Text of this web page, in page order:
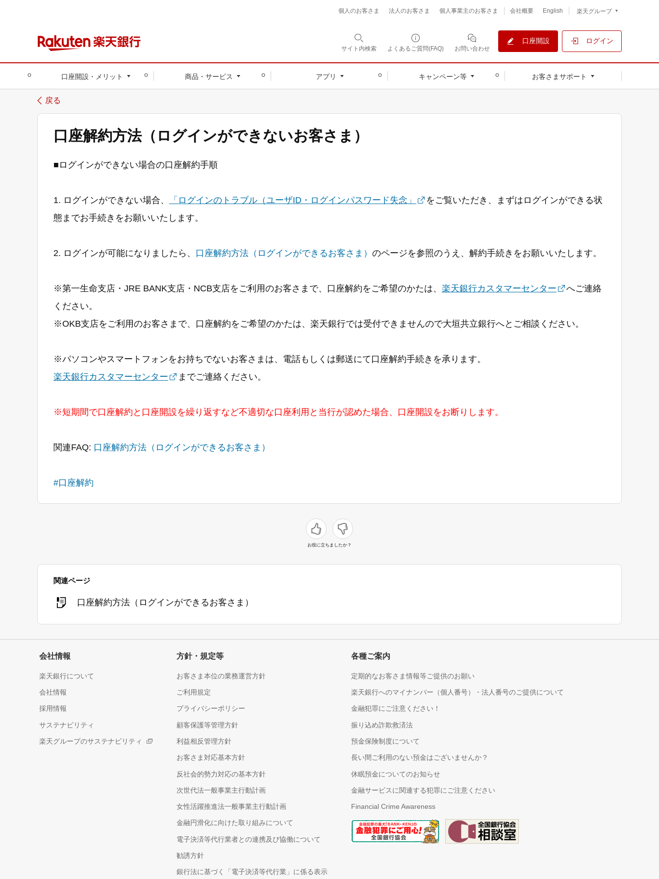
個人のお客さま 法人のお客さま 個人事業主のお客さま 会社概要 English 楽天グループ
サイト内検索 よくあるご質問(FAQ) お問い合わせ
口座開設 ログイン
口座開設・メリット 商品・サービス アプリ キャンペーン等 お客さまサポート
戻る
口座解約方法（ログインができないお客さま）
■ログインができない場合の口座解約手順
1. ログインができない場合、 「ログインのトラブル（ユーザID・ログインパスワード失念」
をご覧いただき、まずはログインができる状
態までお手続きをお願いいたします。
2. ログインが可能になりましたら、 口座解約方法（ログインができるお客さま） のページを参照のうえ、解約手続きをお願いいたします。
※第一生命支店・JRE BANK支店・NCB支店をご利用のお客さまで、口座解約をご希望のかたは、 楽天銀行カスタマーセンター
へご連絡
ください。
※OKB支店をご利用のお客さまで、口座解約をご希望のかたは、楽天銀行では受付できませんので大垣共立銀行へとご相談ください。
※パソコンやスマートフォンをお持ちでないお客さまは、電話もしくは郵送にて口座解約手続きを承ります。
楽天銀行カスタマーセンター
までご連絡ください。
※短期間で口座解約と口座開設を繰り返すなど不適切な口座利用と当行が認めた場合、口座開設をお断りします。
関連FAQ: 口座解約方法（ログインができるお客さま）
#口座解約
お役に立ちましたか？
関連ページ
口座解約方法（ログインができるお客さま）
会社情報
楽天銀行について
会社情報
採用情報
サステナビリティ
楽天グループのサステナビリティ
方針・規定等
お客さま本位の業務運営方針
ご利用規定
プライバシーポリシー
顧客保護等管理方針
利益相反管理方針
お客さま対応基本方針
反社会的勢力対応の基本方針
次世代法一般事業主行動計画
女性活躍推進法一般事業主行動計画
金融円滑化に向けた取り組みについて
電子決済等代行業者との連携及び協働について
勧誘方針
銀行法に基づく「電子決済等代行業」に係る表示
各種ご案内
定期的なお客さま情報等ご提供のお願い
楽天銀行へのマイナンバー（個人番号）・法人番号のご提供について
金融犯罪にご注意ください！
振り込め詐欺救済法
預金保険制度について
長い間ご利用のない預金はございませんか？
休眠預金についてのお知らせ
金融サービスに関連する犯罪にご注意ください
Financial Crime Awareness